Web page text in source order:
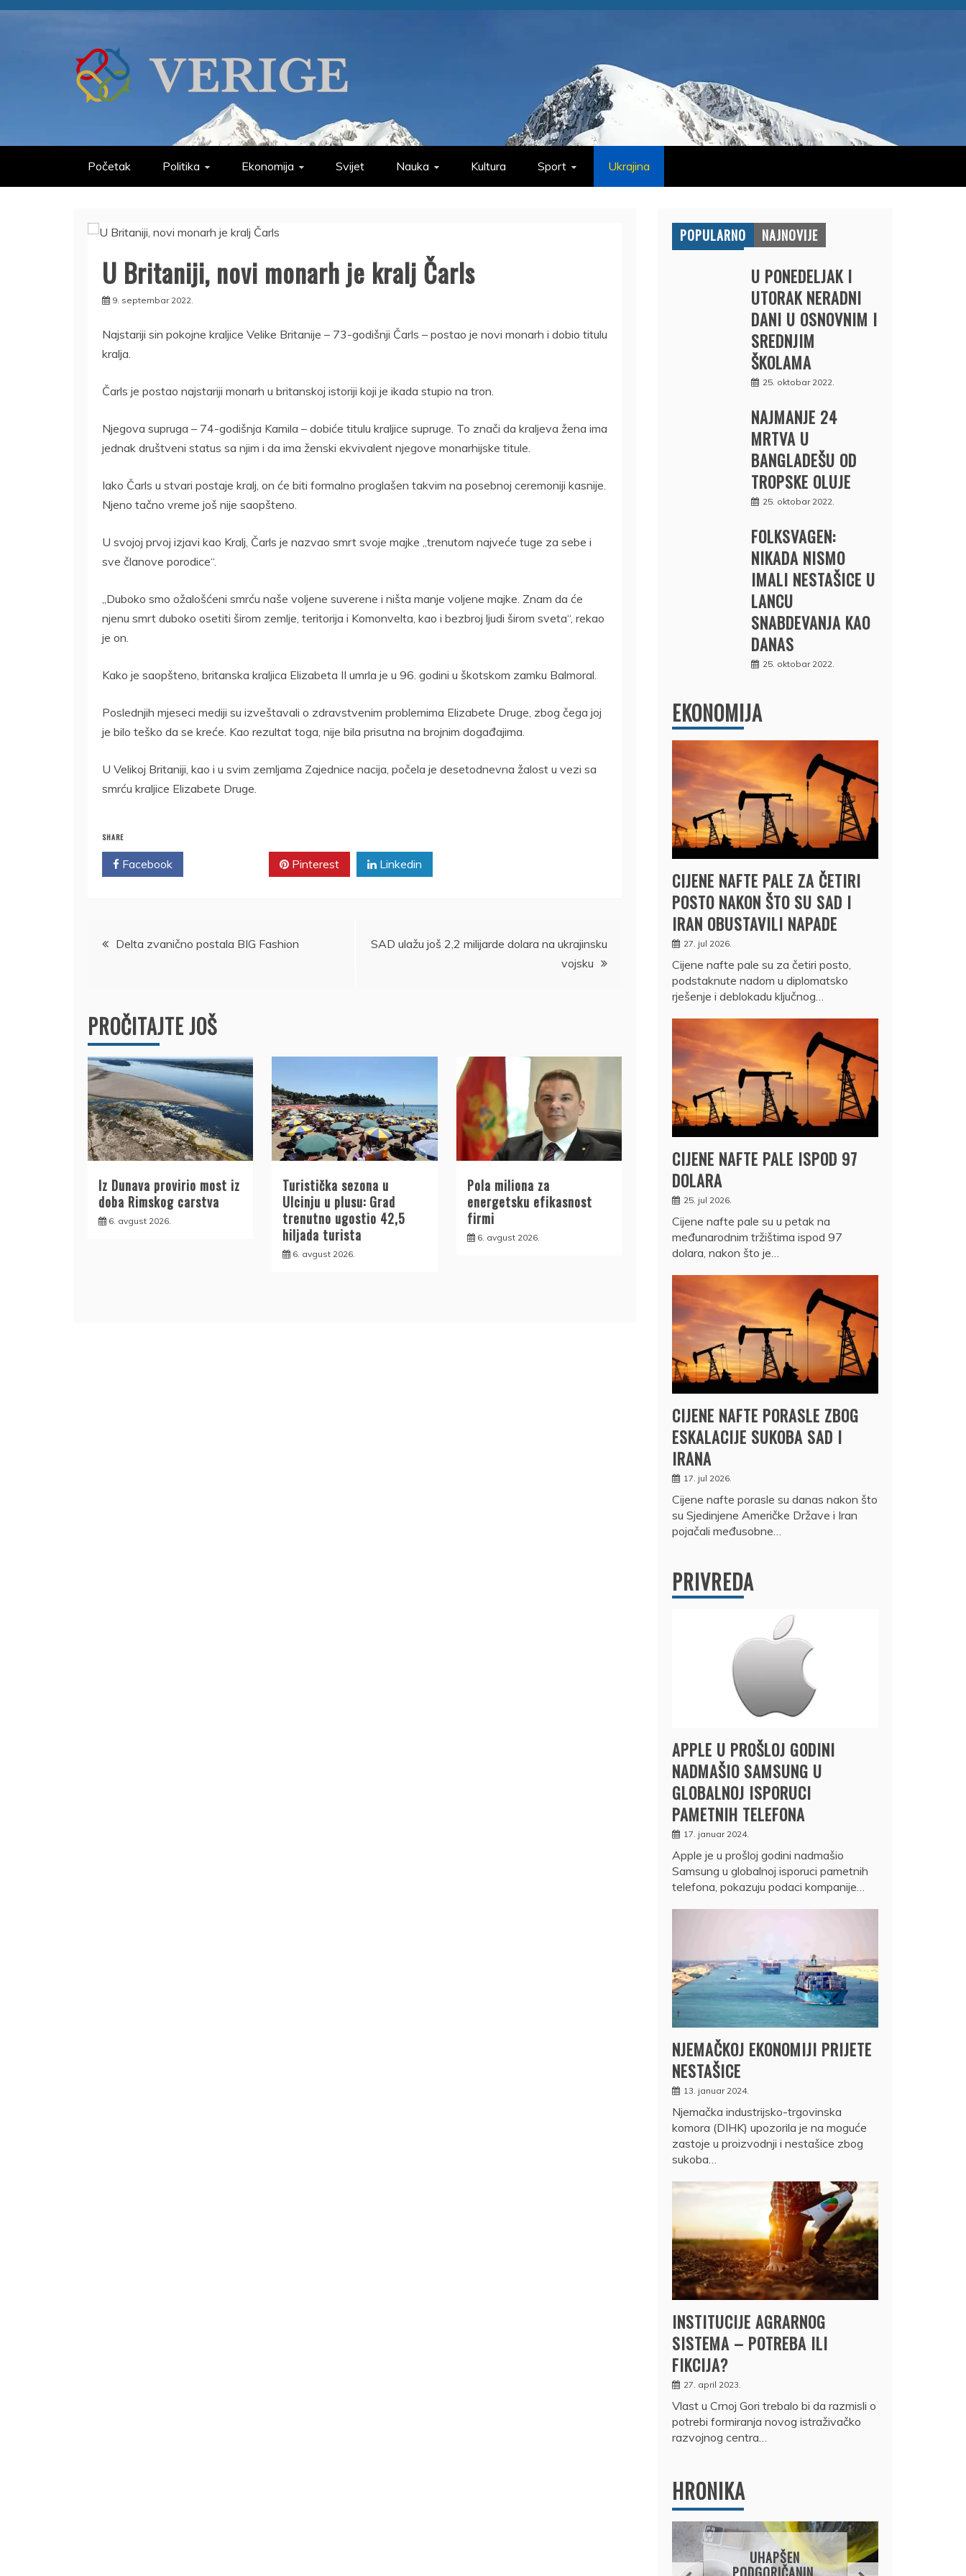
Skip
VERIGE
Početak Politika Ekonomija Svijet Nauka Kultura Sport Ukrajina
U Britaniji, novi monarh je kralj Čarls
9. septembar 2022.
Najstariji sin pokojne kraljice Velike Britanije – 73-godišnji Čarls – postao je novi monarh i dobio titulu
kralja.
Čarls je postao najstariji monarh u britanskoj istoriji koji je ikada stupio na tron.
Njegova supruga – 74-godišnja Kamila – dobiće titulu kraljice supruge. To znači da kraljeva žena ima
jednak društveni status sa njim i da ima ženski ekvivalent njegove monarhijske titule.
Iako Čarls u stvari postaje kralj, on će biti formalno proglašen takvim na posebnoj ceremoniji kasnije.
Njeno tačno vreme još nije saopšteno.
U svojoj prvoj izjavi kao Kralj, Čarls je nazvao smrt svoje majke „trenutom najveće tuge za sebe i
sve članove porodice“.
„Duboko smo ožalošćeni smrću naše voljene suverene i ništa manje voljene majke. Znam da će
njenu smrt duboko osetiti širom zemlje, teritorija i Komonvelta, kao i bezbroj ljudi širom sveta“, rekao
je on.
Kako je saopšteno, britanska kraljica Elizabeta II umrla je u 96. godini u škotskom zamku Balmoral.
Poslednjih mjeseci mediji su izveštavali o zdravstvenim problemima Elizabete Druge, zbog čega joj
je bilo teško da se kreće. Kao rezultat toga, nije bila prisutna na brojnim događajima.
U Velikoj Britaniji, kao i u svim zemljama Zajednice nacija, počela je desetodnevna žalost u vezi sa
smrću kraljice Elizabete Druge.
SHARE
Facebook Pinterest Linkedin
Kretanje
Delta zvanično postala BIG Fashion
SAD ulažu još 2,2 milijarde dolara na ukrajinsku
vojsku
PROČITAJTE JOŠ
Iz Dunava provirio most iz
doba Rimskog carstva
6. avgust 2026.
Turistička sezona u
Ulcinju u plusu: Grad
trenutno ugostio 42,5
hiljada turista
6. avgust 2026.
Pola miliona za
energetsku efikasnost
firmi
6. avgust 2026.
POPULARNO NAJNOVIJE
U PONEDELJAK I
UTORAK NERADNI
DANI U OSNOVNIM I
SREDNJIM
ŠKOLAMA
25. oktobar 2022.
NAJMANJE 24
MRTVA U
BANGLADEŠU OD
TROPSKE OLUJE
25. oktobar 2022.
FOLKSVAGEN:
NIKADA NISMO
IMALI NESTAŠICE U
LANCU
SNABDEVANJA KAO
DANAS
25. oktobar 2022.
EKONOMIJA
CIJENE NAFTE PALE ZA ČETIRI
POSTO NAKON ŠTO SU SAD I
IRAN OBUSTAVILI NAPADE
27. jul 2026.
Cijene nafte pale su za četiri posto,
podstaknute nadom u diplomatsko
rješenje i deblokadu ključnog…
CIJENE NAFTE PALE ISPOD 97
DOLARA
25. jul 2026.
Cijene nafte pale su u petak na
međunarodnim tržištima ispod 97
dolara, nakon što je…
CIJENE NAFTE PORASLE ZBOG
ESKALACIJE SUKOBA SAD I
IRANA
17. jul 2026.
Cijene nafte porasle su danas nakon što
su Sjedinjene Američke Države i Iran
pojačali međusobne…
PRIVREDA
APPLE U PROŠLOJ GODINI
NADMAŠIO SAMSUNG U
GLOBALNOJ ISPORUCI
PAMETNIH TELEFONA
17. januar 2024.
Apple je u prošloj godini nadmašio
Samsung u globalnoj isporuci pametnih
telefona, pokazuju podaci kompanije…
NJEMAČKOJ EKONOMIJI PRIJETE
NESTAŠICE
13. januar 2024.
Njemačka industrijsko-trgovinska
komora (DIHK) upozorila je na moguće
zastoje u proizvodnji i nestašice zbog
sukoba…
INSTITUCIJE AGRARNOG
SISTEMA – POTREBA ILI
FIKCIJA?
27. april 2023.
Vlast u Crnoj Gori trebalo bi da razmisli o
potrebi formiranja novog istraživačko
razvojnog centra…
HRONIKA
UHAPŠEN